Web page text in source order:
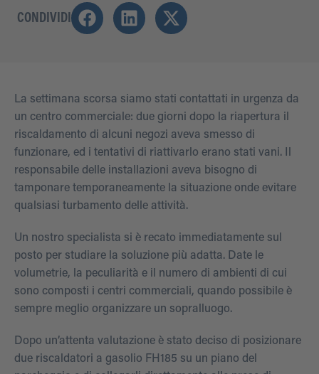
CONDIVIDI
La settimana scorsa siamo stati contattati in urgenza da
un centro commerciale: due giorni dopo la riapertura il
riscaldamento di alcuni negozi aveva smesso di
funzionare, ed i tentativi di riattivarlo erano stati vani. Il
responsabile delle installazioni aveva bisogno di
tamponare temporaneamente la situazione onde evitare
qualsiasi turbamento delle attività.
Un nostro specialista si è recato immediatamente sul
posto per studiare la soluzione più adatta. Date le
volumetrie, la peculiarità e il numero di ambienti di cui
sono composti i centri commerciali, quando possibile è
sempre meglio organizzare un sopralluogo.
Dopo un’attenta valutazione è stato deciso di posizionare
due riscaldatori a gasolio FH185 su un piano del